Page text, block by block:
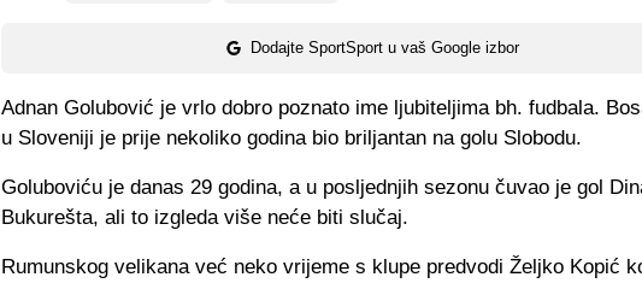
Dodajte SportSport u vaš Google izbor
Adnan Golubović je vrlo dobro poznato ime ljubiteljima bh. fudbala.
u Sloveniji je prije nekoliko godina bio briljantan na golu Slobodu.
Goluboviću je danas 29 godina, a u posljednjih sezonu čuvao je gol
Bukurešta, ali to izgleda više neće biti slučaj.
Rumunskog velikana već neko vrijeme s klupe predvodi Željko Kopić